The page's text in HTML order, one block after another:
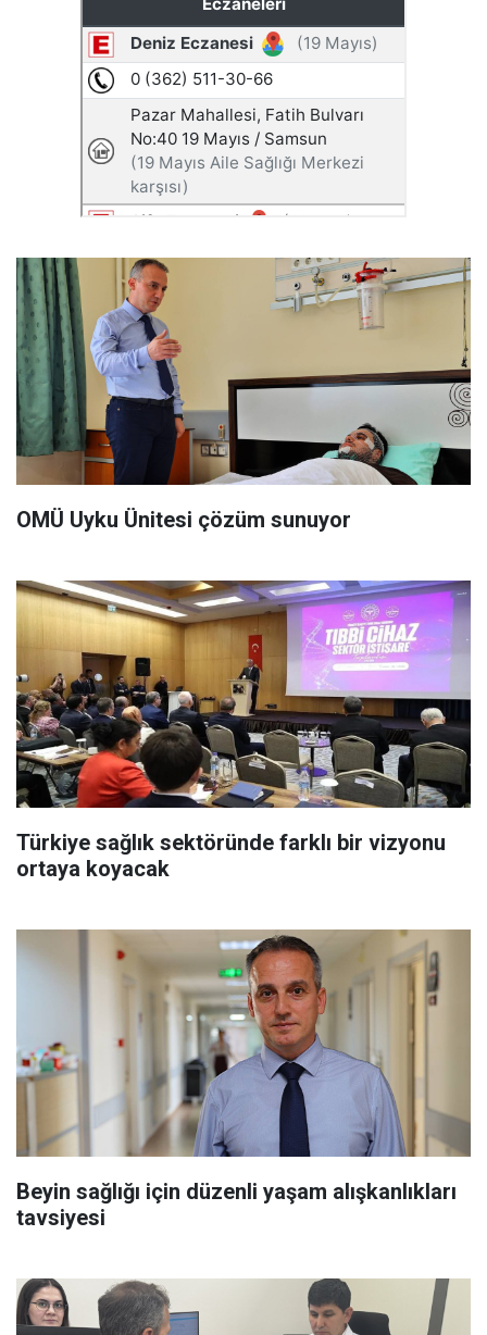
OMÜ Uyku Ünitesi çözüm sunuyor
Türkiye sağlık sektöründe farklı bir vizyonu
ortaya koyacak
Beyin sağlığı için düzenli yaşam alışkanlıkları
tavsiyesi